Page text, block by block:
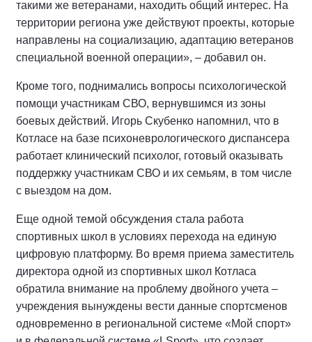
такими же ветеранами, находить общий интерес. На
территории региона уже действуют проекты, которые
направлены на социализацию, адаптацию ветеранов
специальной военной операции», – добавил он.
Кроме того, поднимались вопросы психологической
помощи участникам СВО, вернувшимся из зоны
боевых действий. Игорь Скубенко напомнил, что в
Котласе на базе психоневрологического диспансера
работает клинический психолог, готовый оказывать
поддержку участникам СВО и их семьям, в том числе
с выездом на дом.
Еще одной темой обсуждения стала работа
спортивных школ в условиях перехода на единую
цифровую платформу. Во время приема заместитель
директора одной из спортивных школ Котласа
обратила внимание на проблему двойного учета –
учреждения вынуждены вести данные спортсменов
одновременно в региональной системе «Мой спорт»